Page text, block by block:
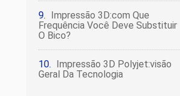
Impressão 3D:com Que
Frequência Você Deve Substituir
O Bico?
Impressão 3D Polyjet:visão
Geral Da Tecnologia